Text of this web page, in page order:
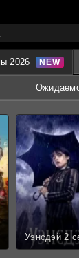
2026
Уэнсдэй 2